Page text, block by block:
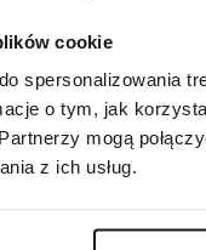
cookie
spersonalizowania
o tym, jak
mogą
z ich usług.
The Netherlands